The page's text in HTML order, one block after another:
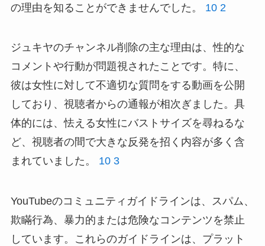
の理由を知ることができませんでした。 10 2
ジュキヤのチャンネル削除の主な理由は、性的な
コメントや行動が問題視されたことです。特に、
彼は女性に対して不適切な質問をする動画を公開
しており、視聴者からの通報が相次ぎました。具
体的には、怯える女性にバストサイズを尋ねるな
ど、視聴者の間で大きな反発を招く内容が多く含
まれていました。 10 3
YouTubeのコミュニティガイドラインは、スパム、
欺瞞行為、暴力的または危険なコンテンツを禁止
しています。これらのガイドラインは、プラット